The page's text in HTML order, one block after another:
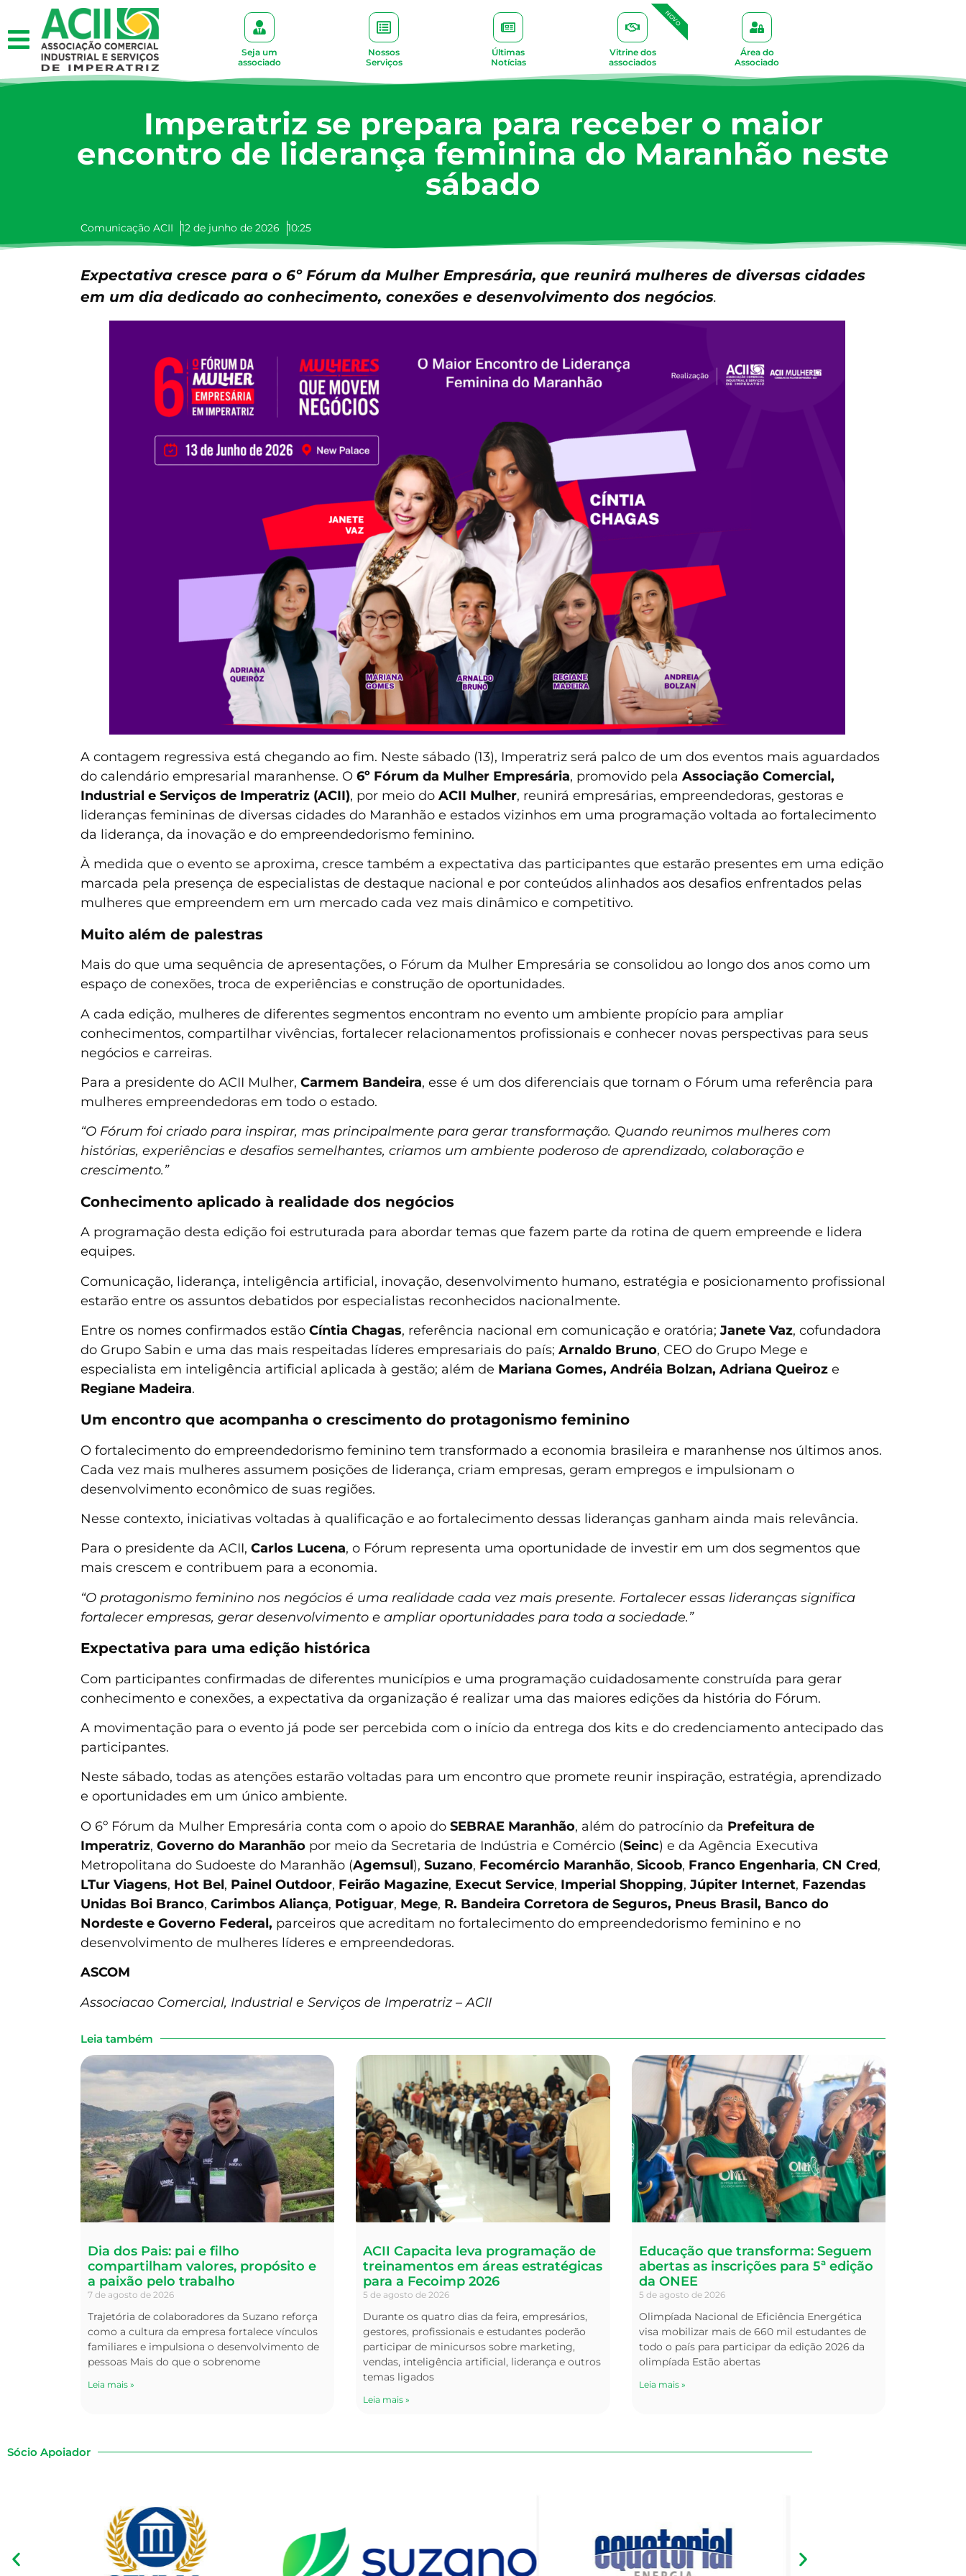
Seja um
associado
Nossos
Serviços
Últimas
Notícias
Vitrine dos
associados
NOVO
Área do
Associado
Imperatriz se prepara para receber o maior
encontro de liderança feminina do Maranhão neste
sábado
Comunicação ACII 12 de junho de 2026 10:25
Expectativa cresce para o 6º Fórum da Mulher Empresária, que reunirá mulheres de diversas cidades
em um dia dedicado ao conhecimento, conexões e desenvolvimento dos negócios.
A contagem regressiva está chegando ao fim. Neste sábado (13), Imperatriz será palco de um dos eventos mais aguardados
do calendário empresarial maranhense. O 6º Fórum da Mulher Empresária, promovido pela Associação Comercial,
Industrial e Serviços de Imperatriz (ACII), por meio do ACII Mulher, reunirá empresárias, empreendedoras, gestoras e
lideranças femininas de diversas cidades do Maranhão e estados vizinhos em uma programação voltada ao fortalecimento
da liderança, da inovação e do empreendedorismo feminino.
À medida que o evento se aproxima, cresce também a expectativa das participantes que estarão presentes em uma edição
marcada pela presença de especialistas de destaque nacional e por conteúdos alinhados aos desafios enfrentados pelas
mulheres que empreendem em um mercado cada vez mais dinâmico e competitivo.
Muito além de palestras
Mais do que uma sequência de apresentações, o Fórum da Mulher Empresária se consolidou ao longo dos anos como um
espaço de conexões, troca de experiências e construção de oportunidades.
A cada edição, mulheres de diferentes segmentos encontram no evento um ambiente propício para ampliar
conhecimentos, compartilhar vivências, fortalecer relacionamentos profissionais e conhecer novas perspectivas para seus
negócios e carreiras.
Para a presidente do ACII Mulher, Carmem Bandeira, esse é um dos diferenciais que tornam o Fórum uma referência para
mulheres empreendedoras em todo o estado.
“O Fórum foi criado para inspirar, mas principalmente para gerar transformação. Quando reunimos mulheres com
histórias, experiências e desafios semelhantes, criamos um ambiente poderoso de aprendizado, colaboração e
crescimento.”
Conhecimento aplicado à realidade dos negócios
A programação desta edição foi estruturada para abordar temas que fazem parte da rotina de quem empreende e lidera
equipes.
Comunicação, liderança, inteligência artificial, inovação, desenvolvimento humano, estratégia e posicionamento profissional
estarão entre os assuntos debatidos por especialistas reconhecidos nacionalmente.
Entre os nomes confirmados estão Cíntia Chagas, referência nacional em comunicação e oratória; Janete Vaz, cofundadora
do Grupo Sabin e uma das mais respeitadas líderes empresariais do país; Arnaldo Bruno, CEO do Grupo Mege e
especialista em inteligência artificial aplicada à gestão; além de Mariana Gomes, Andréia Bolzan, Adriana Queiroz e
Regiane Madeira.
Um encontro que acompanha o crescimento do protagonismo feminino
O fortalecimento do empreendedorismo feminino tem transformado a economia brasileira e maranhense nos últimos anos.
Cada vez mais mulheres assumem posições de liderança, criam empresas, geram empregos e impulsionam o
desenvolvimento econômico de suas regiões.
Nesse contexto, iniciativas voltadas à qualificação e ao fortalecimento dessas lideranças ganham ainda mais relevância.
Para o presidente da ACII, Carlos Lucena, o Fórum representa uma oportunidade de investir em um dos segmentos que
mais crescem e contribuem para a economia.
“O protagonismo feminino nos negócios é uma realidade cada vez mais presente. Fortalecer essas lideranças significa
fortalecer empresas, gerar desenvolvimento e ampliar oportunidades para toda a sociedade.”
Expectativa para uma edição histórica
Com participantes confirmadas de diferentes municípios e uma programação cuidadosamente construída para gerar
conhecimento e conexões, a expectativa da organização é realizar uma das maiores edições da história do Fórum.
A movimentação para o evento já pode ser percebida com o início da entrega dos kits e do credenciamento antecipado das
participantes.
Neste sábado, todas as atenções estarão voltadas para um encontro que promete reunir inspiração, estratégia, aprendizado
e oportunidades em um único ambiente.
O 6º Fórum da Mulher Empresária conta com o apoio do SEBRAE Maranhão, além do patrocínio da Prefeitura de
Imperatriz, Governo do Maranhão por meio da Secretaria de Indústria e Comércio (Seinc) e da Agência Executiva
Metropolitana do Sudoeste do Maranhão (Agemsul), Suzano, Fecomércio Maranhão, Sicoob, Franco Engenharia, CN Cred,
LTur Viagens, Hot Bel, Painel Outdoor, Feirão Magazine, Execut Service, Imperial Shopping, Júpiter Internet, Fazendas
Unidas Boi Branco, Carimbos Aliança, Potiguar, Mege, R. Bandeira Corretora de Seguros, Pneus Brasil, Banco do
Nordeste e Governo Federal, parceiros que acreditam no fortalecimento do empreendedorismo feminino e no
desenvolvimento de mulheres líderes e empreendedoras.
ASCOM
Associacao Comercial, Industrial e Serviços de Imperatriz – ACII
Leia também
Dia dos Pais: pai e filho
compartilham valores, propósito e
a paixão pelo trabalho
7 de agosto de 2026
Trajetória de colaboradores da Suzano reforça
como a cultura da empresa fortalece vínculos
familiares e impulsiona o desenvolvimento de
pessoas Mais do que o sobrenome
Leia mais »
ACII Capacita leva programação de
treinamentos em áreas estratégicas
para a Fecoimp 2026
5 de agosto de 2026
Durante os quatro dias da feira, empresários,
gestores, profissionais e estudantes poderão
participar de minicursos sobre marketing,
vendas, inteligência artificial, liderança e outros
temas ligados
Leia mais »
Educação que transforma: Seguem
abertas as inscrições para 5ª edição
da ONEE
5 de agosto de 2026
Olimpíada Nacional de Eficiência Energética
visa mobilizar mais de 660 mil estudantes de
todo o país para participar da edição 2026 da
olimpíada Estão abertas
Leia mais »
Sócio Apoiador